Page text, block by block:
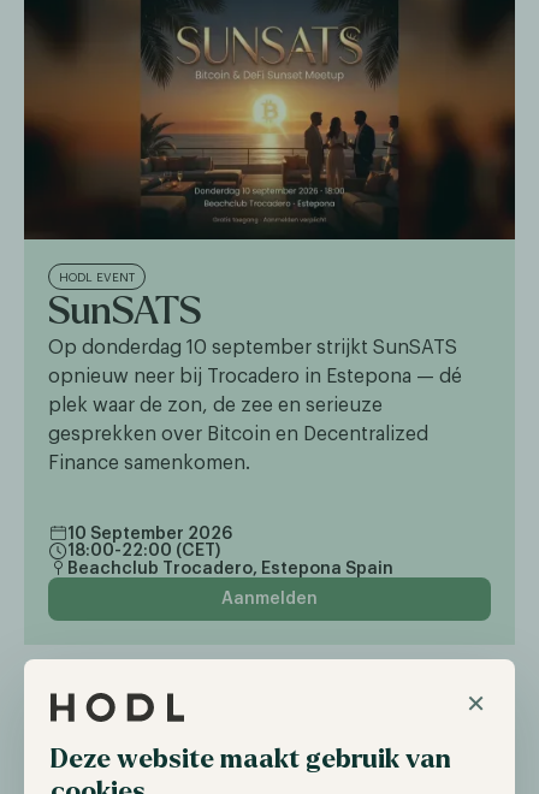
×
Deze website maakt gebruik van
HODL EVENT
SunSATS
Op donderdag 10 september strijkt SunSATS
opnieuw neer bij Trocadero in Estepona — dé
plek waar de zon, de zee en serieuze
gesprekken over Bitcoin en Decentralized
Finance samenkomen.
10 September 2026
18:00-22:00 (CET)
Beachclub Trocadero, Estepona Spain
Aanmelden